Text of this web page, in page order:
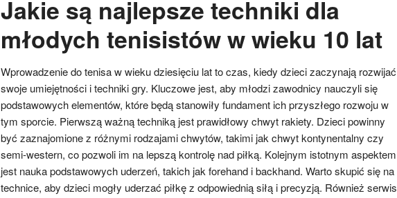
Jakie są najlepsze techniki dla
młodych tenisistów w wieku 10 lat
Wprowadzenie do tenisa w wieku dziesięciu lat to czas, kiedy dzieci zaczynają rozwijać
swoje umiejętności i techniki gry. Kluczowe jest, aby młodzi zawodnicy nauczyli się
podstawowych elementów, które będą stanowiły fundament ich przyszłego rozwoju w
tym sporcie. Pierwszą ważną techniką jest prawidłowy chwyt rakiety. Dzieci powinny
być zaznajomione z różnymi rodzajami chwytów, takimi jak chwyt kontynentalny czy
semi-western, co pozwoli im na lepszą kontrolę nad piłką. Kolejnym istotnym aspektem
jest nauka podstawowych uderzeń, takich jak forehand i backhand. Warto skupić się na
technice, aby dzieci mogły uderzać piłkę z odpowiednią siłą i precyzją. Również serwis